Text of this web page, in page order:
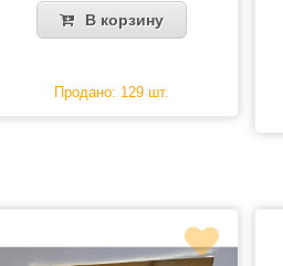
В корзину
Продано: 129 шт.